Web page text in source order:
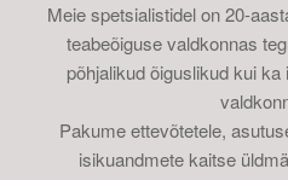
Meie spetsialistidel on 20-
teabeõiguse valdkonnas
põhjalikud õiguslikud kui
Pakume ettevõtetele,
isikuandmete kaitse